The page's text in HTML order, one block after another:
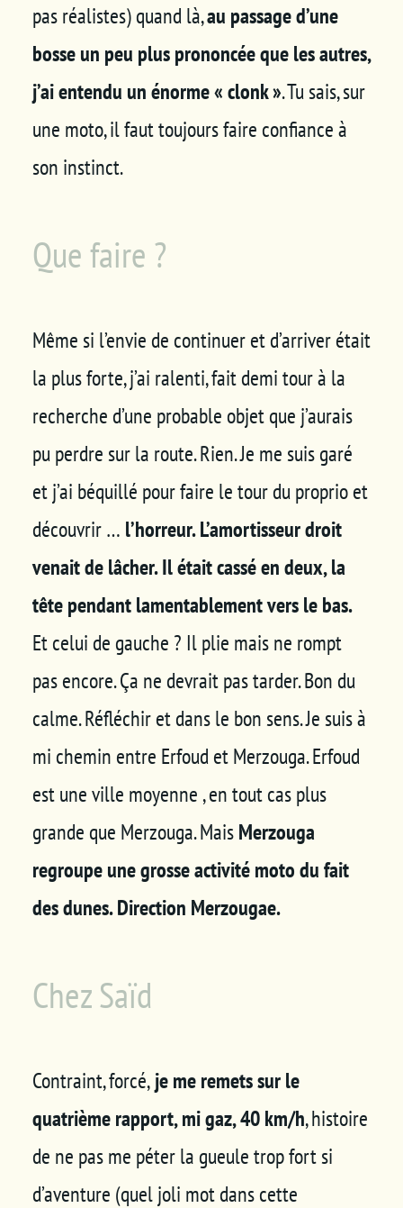
pas réalistes) quand là,au passage d’une
bosse un peu plus prononcée que les autres,
j’ai entendu un énorme « clonk ». Tu sais, sur
une moto, il faut toujours faire confiance à
son instinct.
Que faire ?
Même si l’envie de continuer et d’arriver était
la plus forte, j’ai ralenti, fait demi tour à la
recherche d’une probable objet que j’aurais
pu perdre sur la route. Rien. Je me suis garé
et j’ai béquillé pour faire le tour du proprio et
découvrir … l’horreur. L’amortisseur droit
venait de lâcher. Il était cassé en deux, la
tête pendant lamentablement vers le bas.
Et celui de gauche ? Il plie mais ne rompt
pas encore. Ça ne devrait pas tarder. Bon du
calme. Réfléchir et dans le bon sens. Je suis à
mi chemin entre Erfoud et Merzouga. Erfoud
est une ville moyenne , en tout cas plus
grande que Merzouga. MaisMerzouga
regroupe une grosse activité moto du fait
des dunes. Direction Merzougae.
Chez Saïd
Contraint, forcé,je me remets sur le
quatrième rapport, mi gaz, 40 km/h, histoire
de ne pas me péter la gueule trop fort si
d’aventure (quel joli mot dans cette